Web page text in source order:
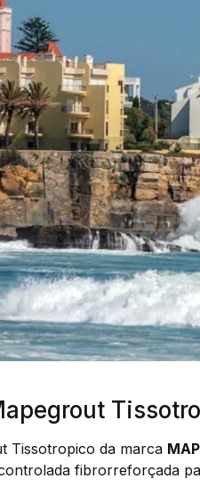
Tissotropico da marca
fibrorreforçada